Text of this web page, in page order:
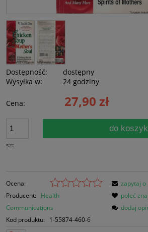
Dostępność:
dostępny
Wysyłka w:
24 godziny
Cena: 27,90 zł
szt.
do
Ocena:
Producent:
Health
Communications
Kod produktu:
1-55874-460-6
zapytaj o
poleć
dodaj